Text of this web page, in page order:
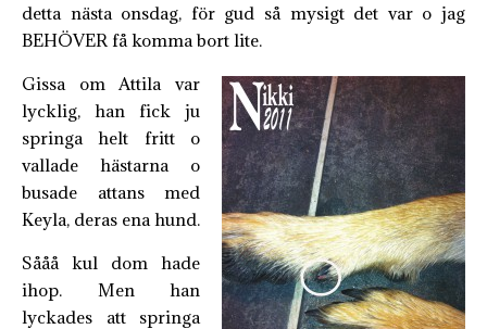
detta nästa onsdag, för gud så mysigt det var o jag
BEHÖVER få komma bort lite.
Gissa om Attila var
lycklig, han fick ju
springa helt fritt o
vallade hästarna o
busade attans med
Keyla, deras ena hund.
Sååå kul dom hade
ihop. Men han
lyckades att springa